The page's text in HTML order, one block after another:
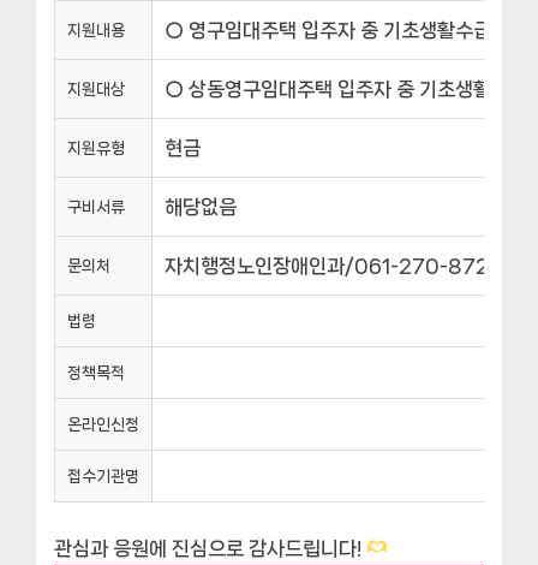
지원내용 ○ 영구임대주택 입주자 중 기초생활수급자,
지원대상 ○ 상동영구임대주택 입주자 중 기초생활,한부
지원유형 현금
구비서류 해당없음
문의처 자치행정노인장애인과/061-270-8723
법령
정책목적
온라인신청
접수기관명
관심과 응원에 진심으로 감사드립니다!